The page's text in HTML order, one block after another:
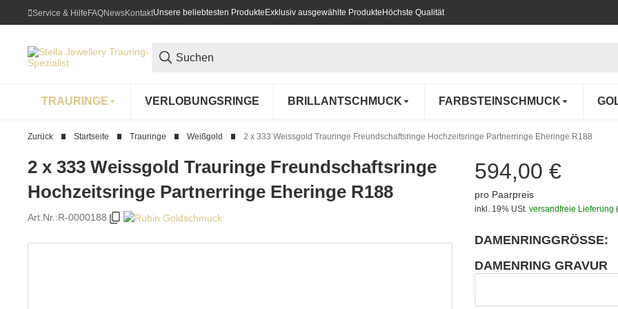
Service & HilfeFAQNewsKontaktUnsere beliebtesten Produkte Exklusiv ausgewählte Produkte Höchste Qualität
TRAURINGE VERLOBUNGSRINGE BRILLANTSCHMUCK FARBSTEINSCHMUCK
Zurück Startseite Trauringe Weißgold 2 x 333 Weissgold Trauringe Freundschaftsringe Hochzeitsringe Partnerringe Eheringe R188
2 x 333 Weissgold Trauringe Freundschaftsringe
Hochzeitsringe Partnerringe Eheringe R188
Art.Nr.:R-0000188
594,00 €
pro Paarpreis
inkl. 19% USt. versandfreie Lieferung
DAMENRINGGRÖSSE:
DAMENRING GRAVUR